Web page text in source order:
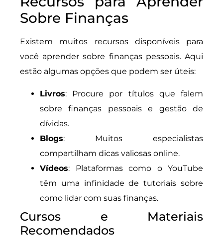
Sobre Finanças
Existem muitos recursos disponíveis para
você aprender sobre finanças pessoais. Aqui
estão algumas opções que podem ser úteis:
Livros: Procure por títulos que falem
sobre finanças pessoais e gestão de
dívidas.
Blogs: Muitos especialistas
compartilham dicas valiosas online.
Vídeos: Plataformas como o YouTube
têm uma infinidade de tutoriais sobre
como lidar com suas finanças.
Cursos e Materiais
Recomendados